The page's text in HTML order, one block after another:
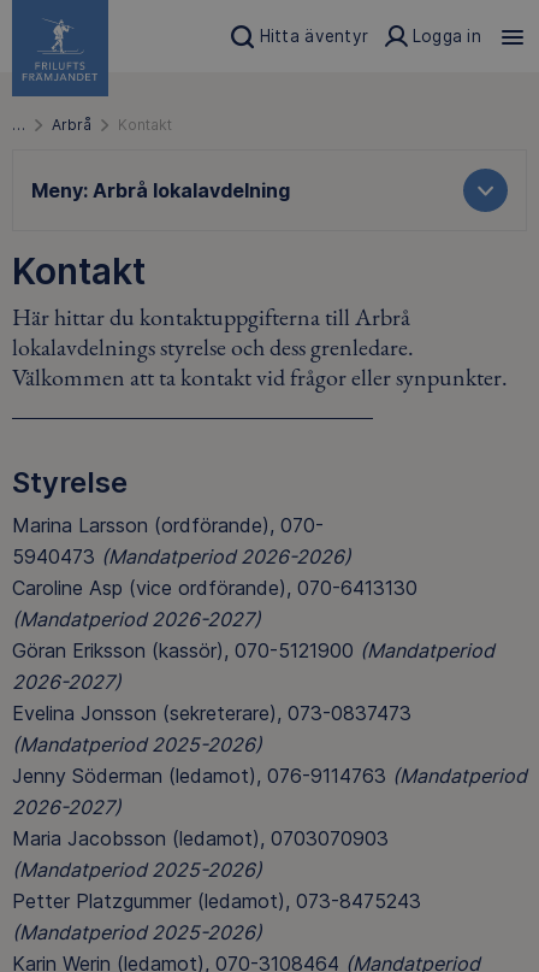
Hitta äventyr Logga in
… Arbrå Kontakt
Meny: Arbrå lokalavdelning
Kontakt
Här hittar du kontaktuppgifterna till Arbrå
lokalavdelnings styrelse och dess grenledare.
Välkommen att ta kontakt vid frågor eller synpunkter.
Styrelse
Marina Larsson (ordförande), 070-
5940473 (Mandatperiod 2026-2026)
Caroline Asp (vice ordförande), 070-6413130
(Mandatperiod 2026-2027)
Göran Eriksson (kassör), 070-5121900 (Mandatperiod
2026-2027)
Evelina Jonsson (sekreterare), 073-0837473
(Mandatperiod 2025-2026)
Jenny Söderman (ledamot), 076-9114763 (Mandatperiod
2026-2027)
Maria Jacobsson (ledamot), 0703070903
(Mandatperiod 2025-2026)
Petter Platzgummer (ledamot), 073-8475243
(Mandatperiod 2025-2026)
Karin Werin (ledamot), 070-3108464 (Mandatperiod